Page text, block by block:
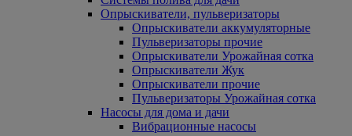
Опрыскиватели, пульверизаторы
Опрыскиватели аккумуляторные
Пульверизаторы прочие
Опрыскиватели Урожайная сотка
Опрыскиватели Жук
Опрыскиватели прочие
Пульверизаторы Урожайная сотка
Насосы для дома и дачи
Вибрационные насосы